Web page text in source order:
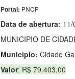
Portal: PNCP
Data de abertura:
MUNICIPIO DE
Municipio: Cidade
Valor: R$ 79.403,00